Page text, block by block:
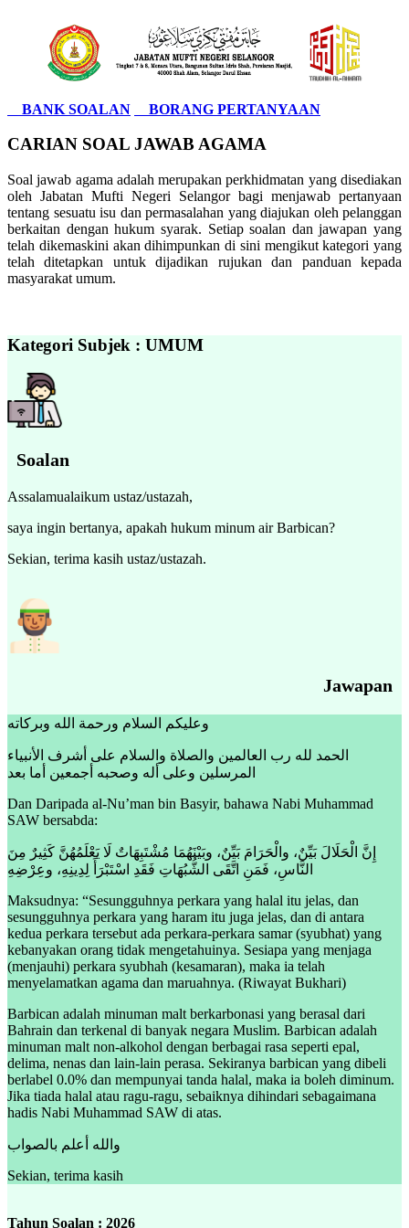
BANK SOALAN BORANG PERTANYAAN
CARIAN SOAL JAWAB AGAMA
Soal jawab agama adalah merupakan perkhidmatan yang disediakan
oleh Jabatan Mufti Negeri Selangor bagi menjawab pertanyaan
tentang sesuatu isu dan permasalahan yang diajukan oleh pelanggan
berkaitan dengan hukum syarak. Setiap soalan dan jawapan yang
telah dikemaskini akan dihimpunkan di sini mengikut kategori yang
telah ditetapkan untuk dijadikan rujukan dan panduan kepada
masyarakat umum.
Kategori Subjek : UMUM
Soalan
Assalamualaikum ustaz/ustazah,
saya ingin bertanya, apakah hukum minum air Barbican?
Sekian, terima kasih ustaz/ustazah.
Jawapan
وعليكم السلام ورحمة الله وبركاته
الحمد لله رب العالمين والصلاة والسلام على أشرف الأنبياء
المرسلين وعلى أله وصحبه أجمعين أما بعد
Dan Daripada al-Nu’man bin Basyir, bahawa Nabi Muhammad
SAW bersabda:
إِنَّ الْحَلَالَ بَيِّنٌ، والْحَرَامَ بَيِّنٌ، وبَيْنَهُمَا مُشْتَبِهَاتٌ لَا يَعْلَمُهُنَّ كَثِيرٌ مِنَ
النَّاسِ، فَمَنِ اتَّقَى الشُّبُهَاتِ فَقَدِ اسْتَبْرَأَ لِدِينِهِ، وعِرْضِهِ
Maksudnya: “Sesungguhnya perkara yang halal itu jelas, dan
sesungguhnya perkara yang haram itu juga jelas, dan di antara
kedua perkara tersebut ada perkara-perkara samar (syubhat) yang
kebanyakan orang tidak mengetahuinya. Sesiapa yang menjaga
(menjauhi) perkara syubhah (kesamaran), maka ia telah
menyelamatkan agama dan maruahnya. (Riwayat Bukhari)
Barbican adalah minuman malt berkarbonasi yang berasal dari
Bahrain dan terkenal di banyak negara Muslim. Barbican adalah
minuman malt non-alkohol dengan berbagai rasa seperti epal,
delima, nenas dan lain-lain perasa. Sekiranya barbican yang dibeli
berlabel 0.0% dan mempunyai tanda halal, maka ia boleh diminum.
Jika tiada halal atau ragu-ragu, sebaiknya dihindari sebagaimana
hadis Nabi Muhammad SAW di atas.
والله أعلم بالصواب
Sekian, terima kasih
Tahun Soalan : 2026